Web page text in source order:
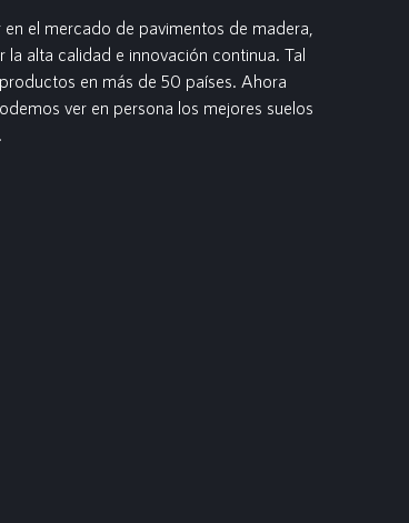
el mercado de pavimentos de madera,
alta calidad e innovación continua. Tal
en más de 50 países. Ahora
ver en persona los mejores suelos